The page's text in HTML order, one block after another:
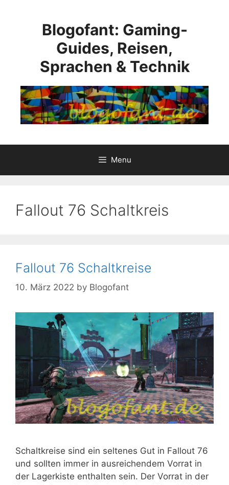
Blogofant: Gaming-
Guides, Reisen,
Sprachen & Technik
Menu
Fallout 76 Schaltkreis
Fallout 76 Schaltkreise
10. März 2022 by Blogofant
Schaltkreise sind ein seltenes Gut in Fallout 76
und sollten immer in ausreichendem Vorrat in
der Lagerkiste enthalten sein. Der Vorrat in der